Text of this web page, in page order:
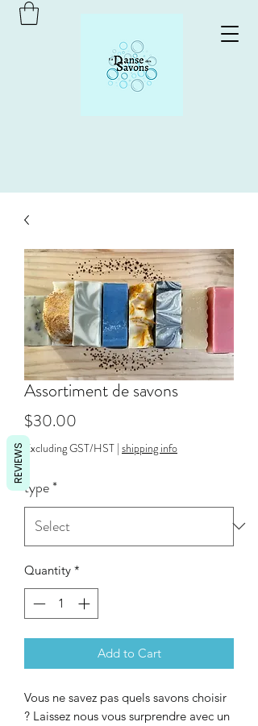
Assortiment de savons
$30.00
Excluding GST/HST | shipping info
type*
Quantity *
Add to Cart
Vous ne savez pas quels savons choisir
? Laissez nous vous surprendre avec un
REVIEWS